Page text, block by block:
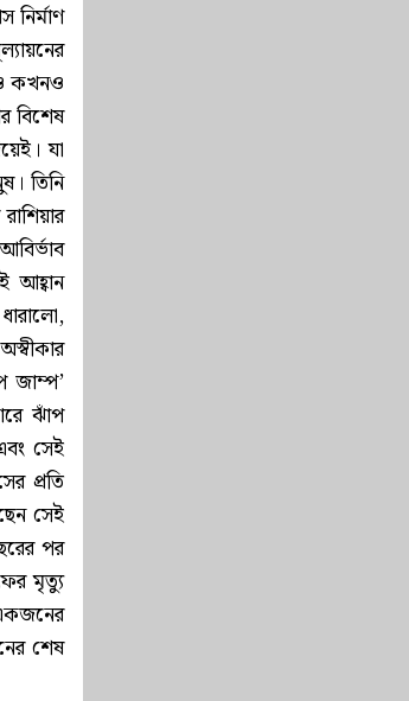
কখনও
বিশেষ
যা
তিনি
আহ্বান
জাম্প’
ঝাঁপ
সেই
প্রতি
সেই
পর
মৃত্যু
শেষ